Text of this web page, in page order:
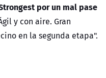
por un mal pase
y con aire. Gran
en la segunda etapa".